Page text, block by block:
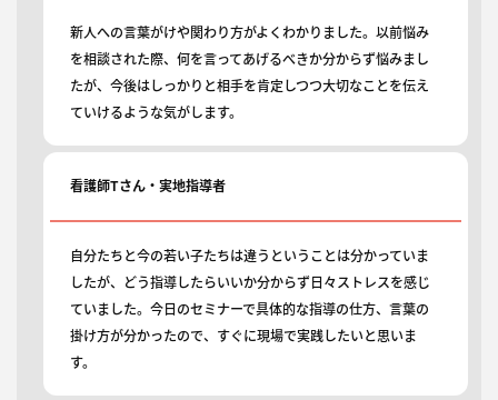
新人への言葉がけや関わり方がよくわかりました。以前悩み
を相談された際、何を言ってあげるべきか分からず悩みまし
たが、今後はしっかりと相手を肯定しつつ大切なことを伝え
ていけるような気がします。
看護師Tさん・実地指導者
自分たちと今の若い子たちは違うということは分かっていま
したが、どう指導したらいいか分からず日々ストレスを感じ
ていました。今日のセミナーで具体的な指導の仕方、言葉の
掛け方が分かったので、すぐに現場で実践したいと思いま
す。